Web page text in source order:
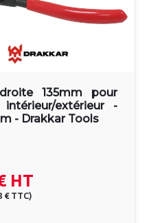
135mm pour
intérieur/extérieur -
- Drakkar Tools
HT
€ TTC)